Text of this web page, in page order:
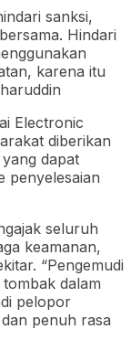
sanksi,
Hindari
karena itu
Electronic
diberikan
dapat
penyelesaian
seluruh
keamanan,
“Pengemudi
dalam
pelopor
penuh rasa